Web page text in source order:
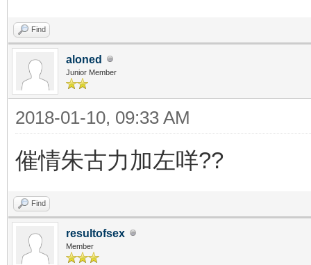
Find
aloned
Junior Member
2018-01-10, 09:33 AM
催情朱古力加左咩??
Find
resultofsex
Member